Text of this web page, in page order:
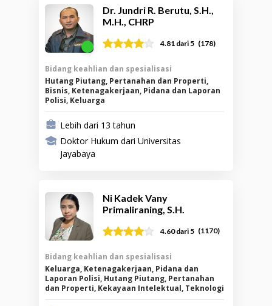
Dr. Jundri R. Berutu, S.H.,
M.H., CHRP
4.81 dari 5 (178)
Bidang keahlian dan spesialisasi
Hutang Piutang, Pertanahan dan Properti,
Bisnis, Ketenagakerjaan, Pidana dan Laporan
Polisi, Keluarga
Lebih dari 13 tahun
Doktor Hukum dari Universitas
Jayabaya
Ni Kadek Vany
Primaliraning, S.H.
4.60dari 5 (1170)
Bidang keahlian dan spesialisasi
Keluarga, Ketenagakerjaan, Pidana dan
Laporan Polisi, Hutang Piutang, Pertanahan
dan Properti, Kekayaan Intelektual, Teknologi
Informasi, Bisnis